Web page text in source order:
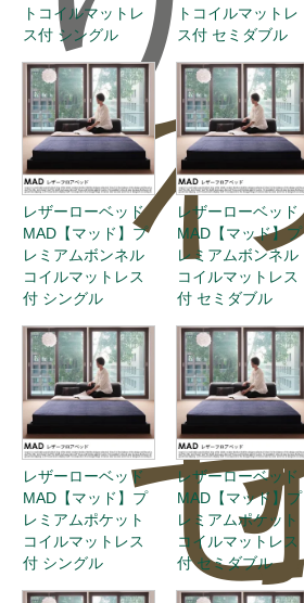
トコイルマットレ
ス付 シングル
トコイルマットレ
ス付 セミダブル
レザーローベッド
MAD【マッド】プ
レミアムボンネル
コイルマットレス
付 シングル
レザーローベッド
MAD【マッド】プ
レミアムボンネル
コイルマットレス
付 セミダブル
レザーローベッド
MAD【マッド】プ
レミアムポケット
コイルマットレス
付 シングル
レザーローベッド
MAD【マッド】プ
レミアムポケット
コイルマットレス
付 セミダブル